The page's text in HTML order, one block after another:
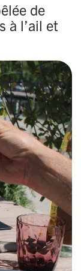
de
à l’ail et